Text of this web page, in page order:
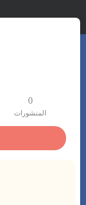
0
المنشورات